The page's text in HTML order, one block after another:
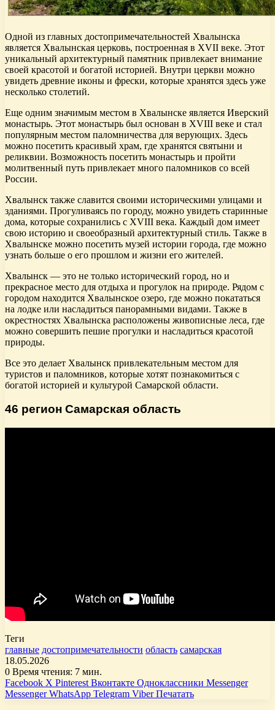
Одной из главных достопримечательностей Хвалынска
является Хвалынская церковь, построенная в XVII веке. Этот
уникальный архитектурный памятник привлекает внимание
своей красотой и богатой историей. Внутри церкви можно
увидеть древние иконы и фрески, которые хранятся здесь уже
несколько столетий.
Еще одним значимым местом в Хвалынске является Иверский
монастырь. Этот монастырь был основан в XVIII веке и стал
популярным местом паломничества для верующих. Здесь
можно посетить красивый храм, где хранятся святыни и
реликвии. Возможность посетить монастырь и пройти
молитвенный путь привлекает много паломников со всей
России.
Хвалынск также славится своими историческими улицами и
зданиями. Прогуливаясь по городу, можно увидеть старинные
дома, которые сохранились с XVIII века. Каждый дом имеет
свою историю и своеобразный архитектурный стиль. Также в
Хвалынске можно посетить музей истории города, где можно
узнать больше о его прошлом и жизни его жителей.
Хвалынск — это не только исторический город, но и
прекрасное место для отдыха и прогулок на природе. Рядом с
городом находится Хвалынское озеро, где можно покататься
на лодке или насладиться панорамными видами. Также в
окрестностях Хвалынска расположены живописные леса, где
можно совершить пешие прогулки и насладиться красотой
природы.
Все это делает Хвалынск привлекательным местом для
туристов и паломников, которые хотят познакомиться с
богатой историей и культурой Самарской области.
46 регион Самарская область
Теги
главные достопримечательности область самарская
18.05.2026
0 Время чтения: 7 мин.
Facebook X Pinterest Вконтакте Одноклассники Messenger
Messenger WhatsApp Telegram Viber Печатать